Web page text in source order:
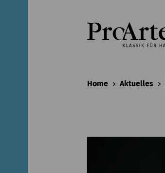
Home Aktuelles